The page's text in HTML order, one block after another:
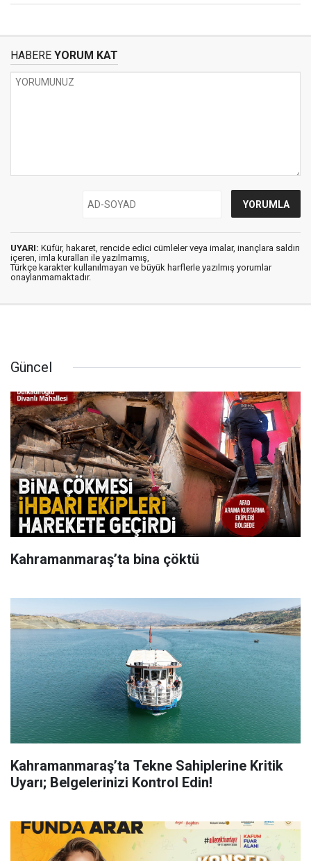
HABERE YORUM KAT
UYARI: Küfür, hakaret, rencide edici cümleler veya imalar, inançlara saldırı
içeren, imla kuralları ile yazılmamış,
Türkçe karakter kullanılmayan ve büyük harflerle yazılmış yorumlar
onaylanmamaktadır.
Güncel
Kahramanmaraş’ta bina çöktü
Kahramanmaraş’ta Tekne Sahiplerine Kritik
Uyarı; Belgelerinizi Kontrol Edin!